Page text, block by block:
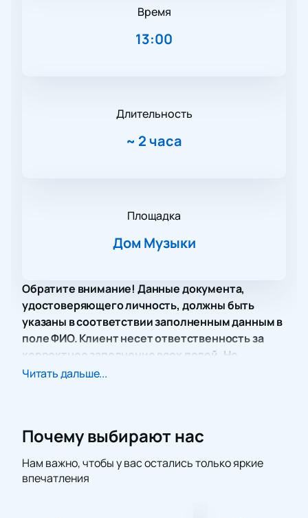
Время
13:00
Длительность
~ 2 часа
Площадка
Дом Музыки
Обратите внимание! Данные документа,
удостоверяющего личность, должны быть
указаны в соответствии заполненным данным в
поле ФИО. Клиент несет ответственность за
корректное заполнение всех полей. Не
забудьте взять документ с собой!
кто интересуется духовностью и ценностями
находящийся в самом центре города, славится
своей прекрасной акустикой и уютной атмосферой,
Читать дальше...
Почему выбирают нас
Нам важно, чтобы у вас остались только яркие
впечатления